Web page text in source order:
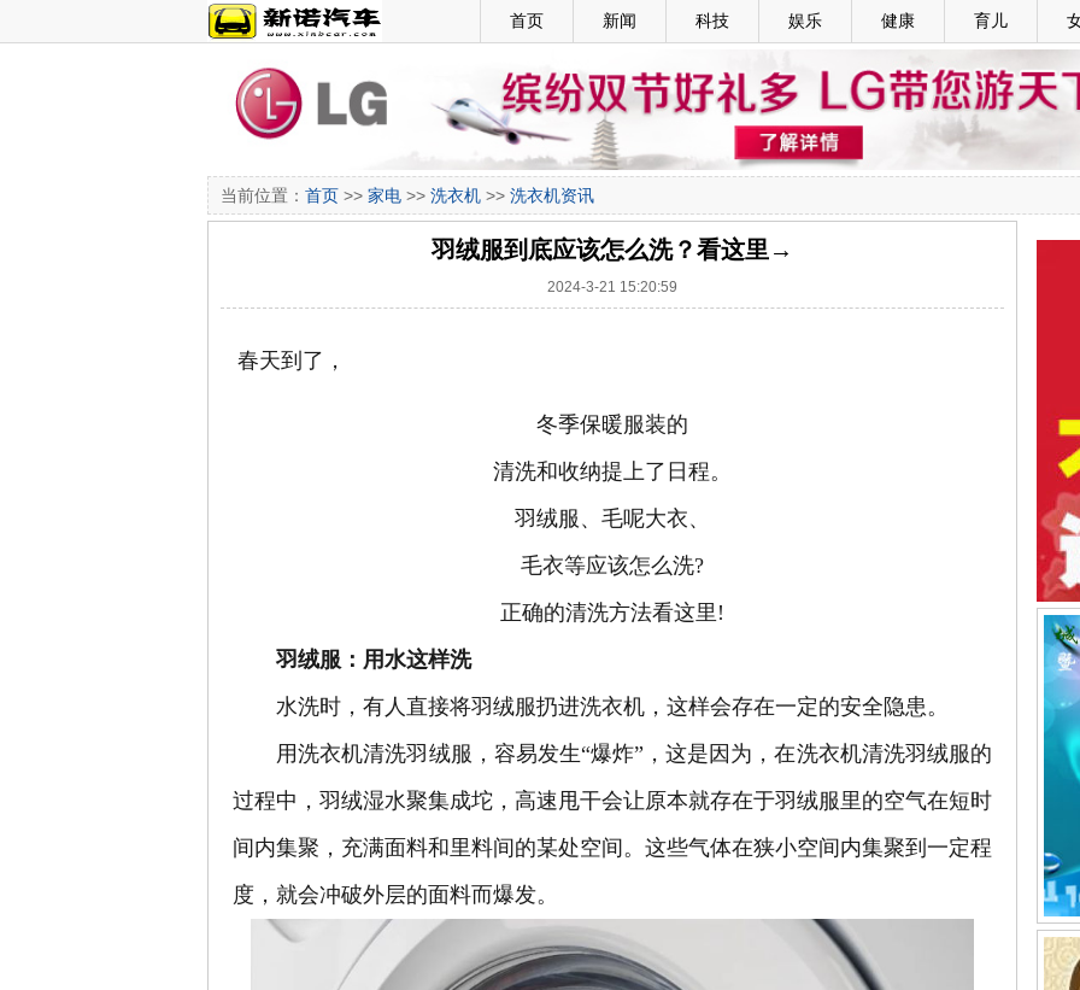
首页 新闻 科技 娱乐 健康 育儿
当前位置： 首页 >> 家电 >> 洗衣机 >> 洗衣机资讯
羽绒服到底应该怎么洗？看这里→
2024-3-21 15:20:59
春天到了，
冬季保暖服装的
清洗和收纳提上了日程。
羽绒服、毛呢大衣、
毛衣等应该怎么洗?
正确的清洗方法看这里!
羽绒服：用水这样洗
水洗时，有人直接将羽绒服扔进洗衣机 ，这样会存在一定的安全隐患。
用洗衣机清洗羽绒服，容易发生“爆炸”，这是因为，在洗衣机清洗羽绒服的
过程中，羽绒湿水聚集成坨，高速甩干会让原本就存在于羽绒服里的空气在短时
间内集聚，充满面料和里料间的某处空间。这些气体在狭小空间内集聚到一定程
度，就会冲破外层的面料而爆发。